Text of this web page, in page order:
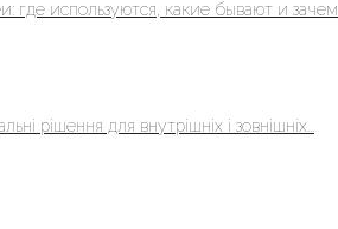
где используются, какие бывают и
рішення для внутрішніх і зовнішніх...